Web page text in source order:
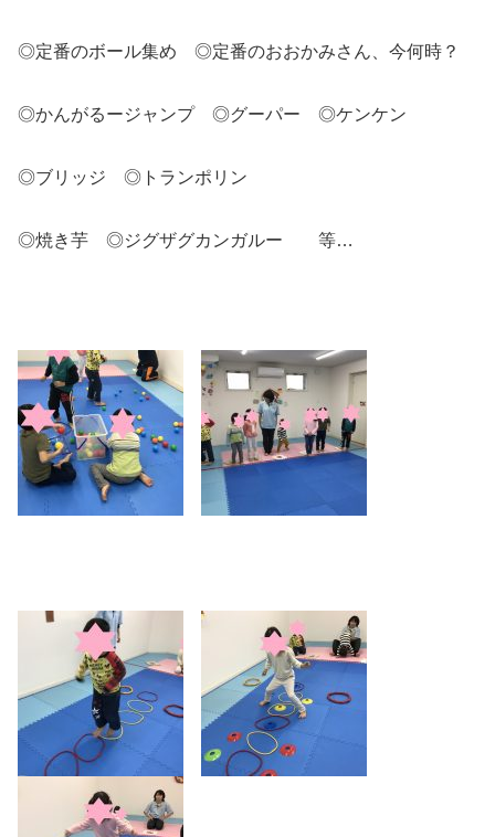
◎定番のボール集め ◎定番のおおかみさん、今何時？
◎かんがるージャンプ ◎グーパー ◎ケンケン
◎ブリッジ ◎トランポリン
◎焼き芋 ◎ジグザグカンガルー 等…